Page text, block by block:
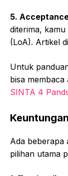
5.
diterima,
(LoA). Artikel
Untuk
bisa membaca
SINTA 4
Ada beberapa
pilihan utama